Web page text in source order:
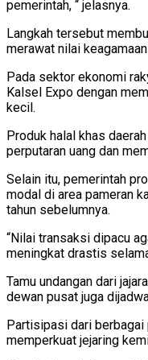
pemerintah, “ jelasnya.
Langkah tersebut
merawat nilai
Pada sektor ekonomi
Kalsel Expo dengan
kecil.
Produk halal khas
perputaran uang dan
Selain itu, pemerintah
modal di area pameran
tahun sebelumnya.
“Nilai transaksi dipacu
meningkat drastis
Tamu undangan dari
dewan pusat juga
Partisipasi dari berbagai
memperkuat jejaring